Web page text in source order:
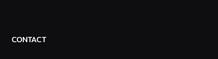
CONTACT